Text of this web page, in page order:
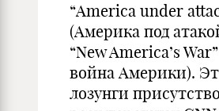
“America under
(Америка под
“New America’s
война Америки).
лозунги